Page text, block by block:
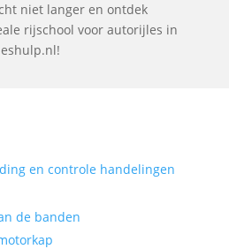
niet langer en ontdek
rijschool voor autorijles in
en controle handelingen
de banden